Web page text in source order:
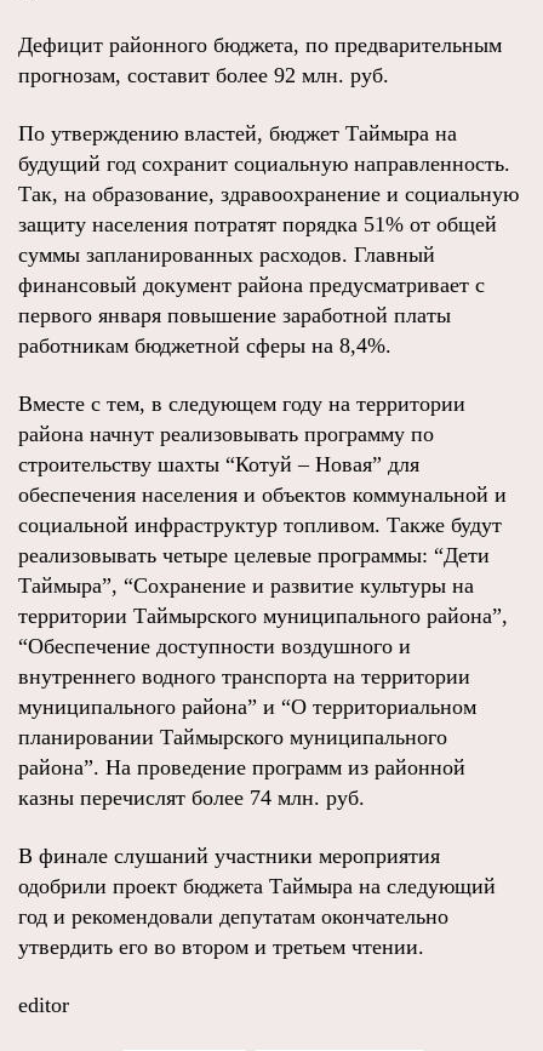
Дефицит районного бюджета, по предварительным
прогнозам, составит более 92 млн. руб.
По утверждению властей, бюджет Таймыра на
будущий год сохранит социальную направленность.
Так, на образование, здравоохранение и социальную
защиту населения потратят порядка 51% от общей
суммы запланированных расходов. Главный
финансовый документ района предусматривает с
первого января повышение заработной платы
работникам бюджетной сферы на 8,4%.
Вместе с тем, в следующем году на территории
района начнут реализовывать программу по
строительству шахты “Котуй – Новая” для
обеспечения населения и объектов коммунальной и
социальной инфраструктур топливом. Также будут
реализовывать четыре целевые программы: “Дети
Таймыра”, “Сохранение и развитие культуры на
территории Таймырского муниципального района”,
“Обеспечение доступности воздушного и
внутреннего водного транспорта на территории
муниципального района” и “О территориальном
планировании Таймырского муниципального
района”. На проведение программ из районной
казны перечислят более 74 млн. руб.
В финале слушаний участники мероприятия
одобрили проект бюджета Таймыра на следующий
год и рекомендовали депутатам окончательно
утвердить его во втором и третьем чтении.
editor